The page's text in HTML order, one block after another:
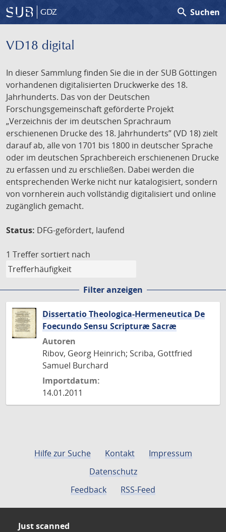
GDZ search Suchen
VD18 digital
In dieser Sammlung finden Sie die in der SUB Göttingen
vorhandenen digitalisierten Druckwerke des 18.
Jahrhunderts. Das von der Deutschen
Forschungsgemeinschaft geförderte Projekt
„Verzeichnis der im deutschen Sprachraum
erschienenen Drucke des 18. Jahrhunderts” (VD 18) zielt
darauf ab, alle von 1701 bis 1800 in deutscher Sprache
oder im deutschen Sprachbereich erschienenen Drucke
zu erfassen und zu erschließen. Dabei werden die
entsprechenden Werke nicht nur katalogisiert, sondern
von vornherein auch vollständig digitalisiert und online
zugänglich gemacht.
Status: DFG-gefördert, laufend
1 Treffer sortiert nach
Filter anzeigen
Dissertatio Theologica-Hermeneutica De
Foecundo Sensu Scripturæ Sacræ
Autoren
Ribov, Georg Heinrich; Scriba, Gottfried
Samuel Burchard
Importdatum:
14.01.2011
Hilfe zur Suche Kontakt
Impressum
Datenschutz
Feedback
RSS-Feed
Just scanned